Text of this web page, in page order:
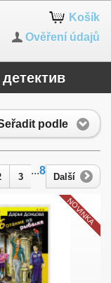
Košík
Ověření údajů
podle
3
...8
Další
NOVINKA